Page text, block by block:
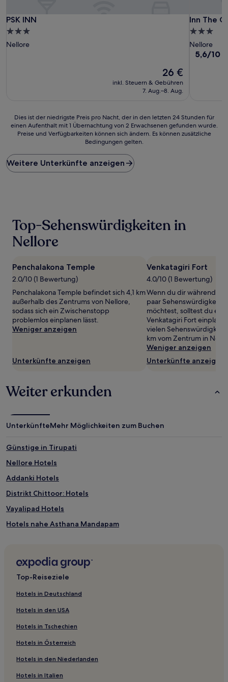
PSK INN
PSK INN
3.0-
Sterne-
Nellore
Der
Preis
beträgt
26 €
inkl. Steuern & Gebühren
7. Aug.–8. Aug.
Inn The
Inn The
3.0-
Sterne-
Nellore
5.6
5,6/10
Dies
ist
Preis
pro
Nacht,
24 Stunden
einen
Aufenthalt
1 Übernachtung
2 Erwachsenen
gefunden
wurde.
Preise
und
Verfügbarkeiten
Es
Bedingungen
Dies ist der niedrigste Preis pro Nacht, der in den letzten 24 Stunden für
einen Aufenthalt mit 1 Übernachtung von 2 Erwachsenen gefunden wurde.
Preise und Verfügbarkeiten können sich ändern. Es können zusätzliche
Bedingungen gelten.
Weitere Unterkünfte anzeigen
Top-Sehenswürdigkeiten in
Nellore
Penchalakona Temple
2.0/10 (1 Bewertung)
Penchalakona Temple befindet sich 4,1 km
außerhalb des Zentrums von Nellore,
sodass sich ein Zwischenstopp
problemlos einplanen lässt.
Weniger anzeigen
Unterkünfte anzeigen
Venkatagiri Fort
4.0/10 (1 Bewertung)
Wenn du dir während
paar
möchtest, solltest du
Venkatagiri Fort
vielen
km vom Zentrum in
Weniger anzeigen
Unterkünfte anzeigen
Weiter erkunden
UnterkünfteMehr Möglichkeiten zum Buchen
Günstige in Tirupati
Nellore Hotels
Addanki Hotels
Distrikt Chittoor: Hotels
Vayalipad Hotels
Hotels nahe Asthana Mandapam
Podili Hotels
Ainavolu Hotels
Distrikt Sri Potti Sriramulu Nellore: Hotels
Darsi Hotels
3-Sterne-Hotels in Tirupati
Top-Reiseziele
Hotels in Deutschland
Hotels in den USA
Hotels in Tschechien
Hotels in Österreich
Hotels in den Niederlanden
Hotels in Italien